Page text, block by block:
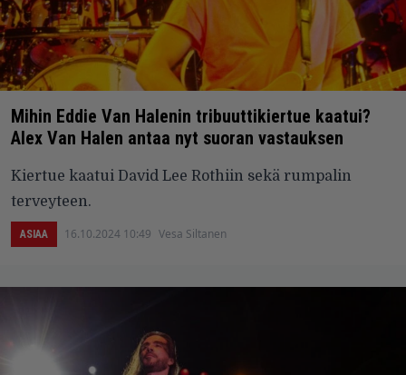
Mihin Eddie Van Halenin tribuuttikiertue kaatui?
Alex Van Halen antaa nyt suoran vastauksen
Kiertue kaatui David Lee Rothiin sekä rumpalin
terveyteen.
ASIAA 16.10.2024 10:49 Vesa Siltanen